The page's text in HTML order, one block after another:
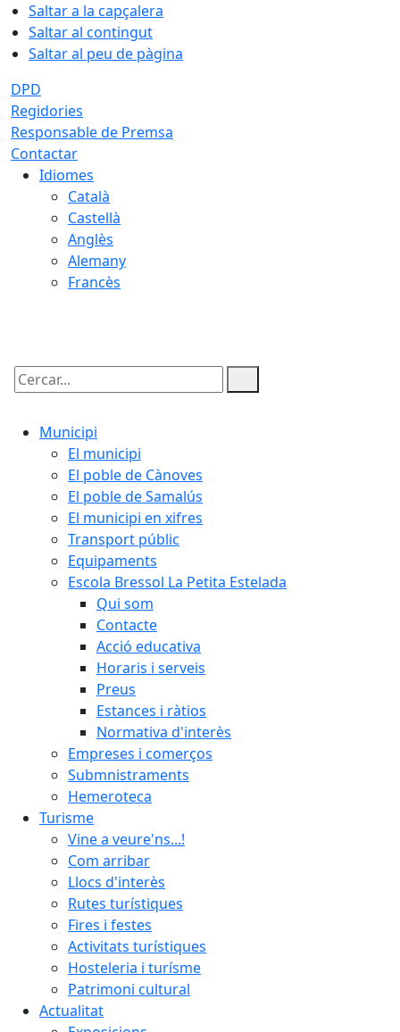
Saltar a la capçalera
Saltar al contingut
Saltar al peu de pàgina
DPD
Regidories
Responsable de Premsa
Contactar
Idiomes
Català
Castellà
Anglès
Alemany
Francès
Cercar:
Municipi
El municipi
El poble de Cànoves
El poble de Samalús
El municipi en xifres
Transport públic
Equipaments
Escola Bressol La Petita Estelada
Qui som
Contacte
Acció educativa
Horaris i serveis
Preus
Estances i ràtios
Normativa d'interès
Empreses i comerços
Submnistraments
Hemeroteca
Turisme
Vine a veure'ns...!
Com arribar
Llocs d'interès
Rutes turístiques
Fires i festes
Activitats turístiques
Hosteleria i turísme
Patrimoni cultural
Actualitat